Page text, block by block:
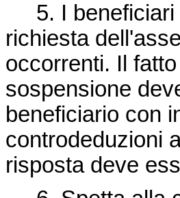
5. I beneficiari
richiesta
occorrenti. Il
sospensione
beneficiario con
controdeduzioni
risposta deve